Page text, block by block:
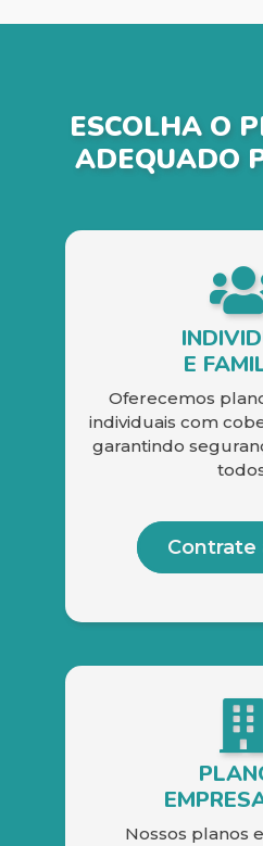
ESCOLHA O
ADEQUADO
E
Oferecemos
individuais com
garantindo
Contrate
Nossos planos